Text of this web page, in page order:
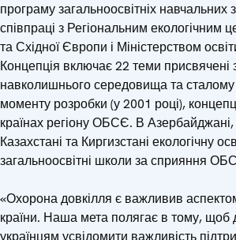
програму загальноосвітніх навчальних
співпраці з Регіональним екологічним
та Східної Європи і Міністерством
Концепція включає 22 теми присвячені
навколишнього середовища та сталому
моменту розробки (у 2001 році),
країнах регіону ОБСЄ. В Азербайджані,
Казахстані та Киргизстані екологічну
загальноосвітні школи за сприяння
«Охорона довкілля є важливив
країни. Наша мета полягає в тому,
українцям усвідомити важливість